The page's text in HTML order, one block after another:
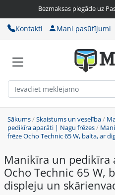
Bezmaksas piegāde uz
Kontakti Mani pasūtījumi
Sākums/Skaistums un veselība/
pedikīra aparāti | Nagu frēzes/
frēze Ocho Technic 65 W, balta, ar
Manikīra un pedikīra
Ocho Technic 65 W,
displeju un